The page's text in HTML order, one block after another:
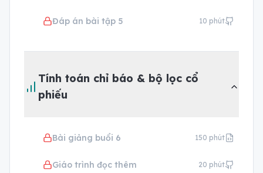
Đáp án bài tập 5 10 phút
Tính toán chỉ báo & bộ lọc cổ
phiếu
Bài giảng buổi 6 150 phút
Giáo trình đọc thêm 20 phút